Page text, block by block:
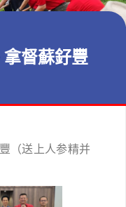
督蘇釨豐
（送上人参精并